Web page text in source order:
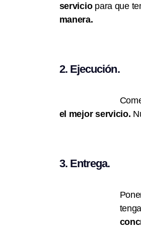
serviciopara que
manera.
2. Ejecución.
el mejor servicio.
3. Entrega.